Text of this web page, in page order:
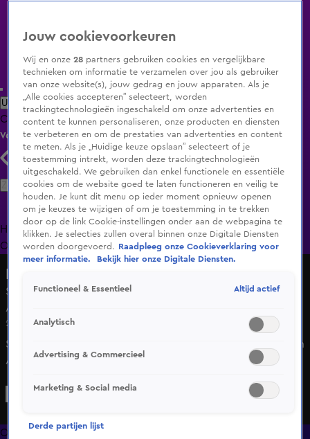
Uitzending Gemist Populaire programma's Zenders Genres
ClipsFilmsRadioSmart TV inlogShop
Volg KIJK
Zoeken
HomeUitzending Gemist Programma's De Bondgenoten
OranjezomerLivestreamsShop
Star Wars-fans dossen zich uit voor grote conventie in
Amsterdam
24 mei 2025, 19:49
Star Wars fanaten kunnen zich op conventie ‘Echo Base’ in
Amsterdam onderdompelen in de wereld van hun
gekleed als hun favoriete personages, kopen alles wat met
handtekening krijgen van een acteur uit de films.
Overzicht
Jouw cookievoorkeuren
Wij en onze28 partners gebruiken cookies en vergelijkbare
technieken om informatie te verzamelen over jou als gebruiker
van onze website(s), jouw gedrag en jouw apparaten. Als je
„Alle cookies accepteren” selecteert, worden
trackingtechnologieën ingeschakeld om onze advertenties en
content te kunnen personaliseren, onze producten en diensten
te verbeteren en om de prestaties van advertenties en content
te meten. Als je „Huidige keuze opslaan” selecteert of je
toestemming intrekt, worden deze trackingtechnologieën
uitgeschakeld. We gebruiken dan enkel functionele en essentiële
cookies om de website goed te laten functioneren en veilig te
houden. Je kunt dit menu op ieder moment opnieuw openen
om je keuzes te wijzigen of om je toestemming in te trekken
door op de link Cookie-instellingen onder aan de webpagina te
klikken. Je selecties zullen overal binnen onze Digitale Diensten
worden doorgevoerd.
Raadpleeg onze Cookieverklaring voor
meer informatie.
Bekijk hier onze Digitale Diensten.
Functioneel & Essentieel Altijd actief
Analytisch
Advertising & Commercieel
Marketing & Social media
Derde partijen lijst